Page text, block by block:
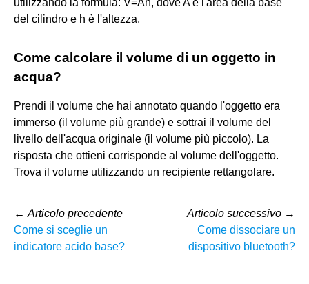
utilizzando la formula: V=Ah, dove A è l'area della base
del cilindro e h è l'altezza.
Come calcolare il volume di un oggetto in
acqua?
Prendi il volume che hai annotato quando l'oggetto era
immerso (il volume più grande) e sottrai il volume del
livello dell'acqua originale (il volume più piccolo). La
risposta che ottieni corrisponde al volume dell'oggetto.
Trova il volume utilizzando un recipiente rettangolare.
← Articolo precedente
Come si sceglie un
indicatore acido base?
Articolo successivo →
Come dissociare un
dispositivo bluetooth?